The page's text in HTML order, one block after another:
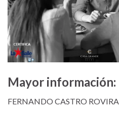
Mayor información:
FERNANDO CASTRO ROVIRA